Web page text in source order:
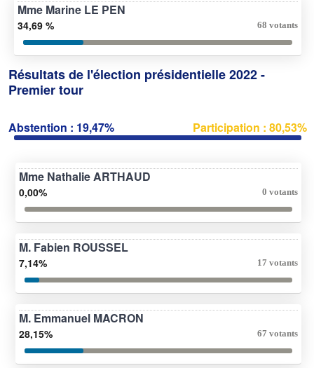
Mme Marine LE PEN
34,69 % 68 votants
Résultats de l'élection présidentielle 2022 -
Premier tour
Abstention : 19,47% Participation : 80,53%
Mme Nathalie ARTHAUD
0,00% 0 votants
M. Fabien ROUSSEL
7,14% 17 votants
M. Emmanuel MACRON
28,15% 67 votants